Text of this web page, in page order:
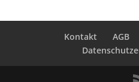
Kontakt AGB